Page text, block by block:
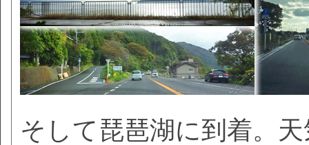
そして琵琶湖に到着。